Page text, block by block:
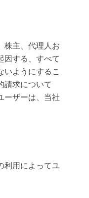
株主、代理人お
因する、すべて
いようにするこ
請求について
ーザーは、当社
利用によってユ